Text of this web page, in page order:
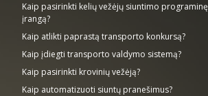
Kaip pasirinkti kelių vežėjų siuntimo programinę
įrangą?
Kaip atlikti paprastą transporto konkursą?
Kaip įdiegti transporto valdymo sistemą?
Kaip pasirinkti krovinių vežėją?
Kaip automatizuoti siuntų pranešimus?